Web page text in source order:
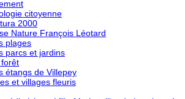
citoyenne
2000
Nature François Léotard
plages
parcs et jardins
étangs de Villepey
et villages fleuris